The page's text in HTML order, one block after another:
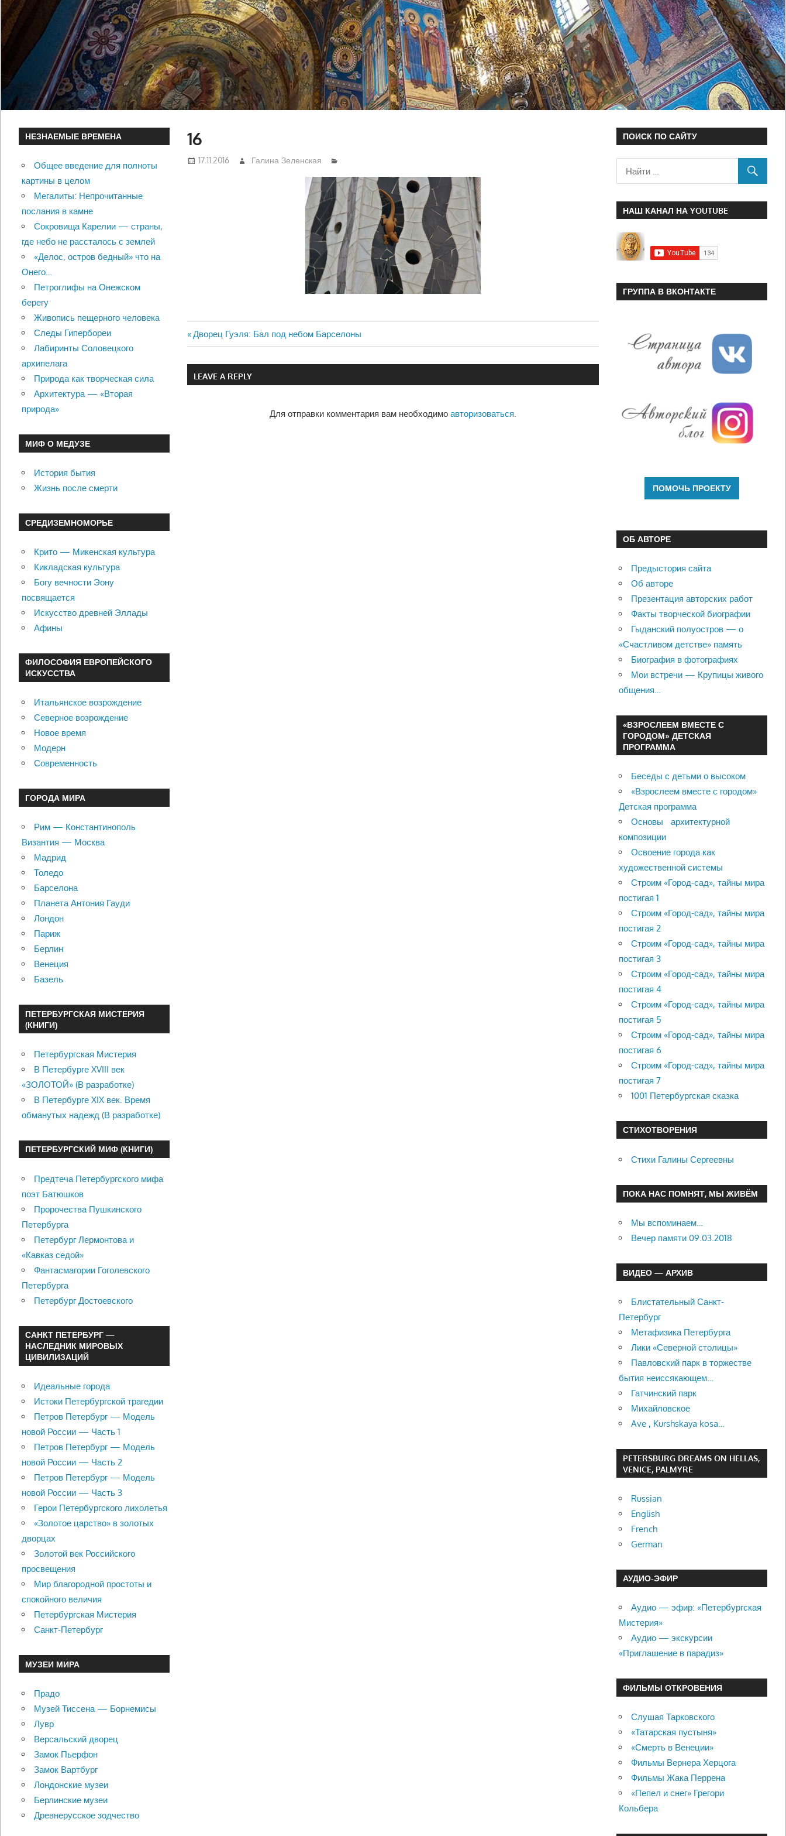
16
17.11.2016 Галина Зеленская
Навигация
по
Previous
Post:
Дворец Гуэля: Бал под небом Барселоны
LEAVE A REPLY
Для отправки комментария вам необходимо авторизоваться.
НЕЗНАЕМЫЕ ВРЕМЕНА
Общее введение для полноты
картины в целом
Мегалиты: Непрочитанные
послания в камне
Сокровища Карелии — страны,
где небо не рассталось с землей
«Делос, остров бедный» что на
Онего…
Петроглифы на Онежском
берегу
Живопись пещерного человека
Следы Гипербореи
Лабиринты Соловецкого
архипелага
Природа как творческая сила
Архитектура — «Вторая
природа»
МИФ О МЕДУЗЕ
История бытия
Жизнь после смерти
СРЕДИЗЕМНОМОРЬЕ
Крито — Микенская культура
Кикладская культура
Богу вечности Эону
посвящается
Искусство древней Эллады
Афины
ФИЛОСОФИЯ ЕВРОПЕЙСКОГО
ИСКУССТВА
Итальянское возрождение
Северное возрождение
Новое время
Модерн
Современность
ГОРОДА МИРА
Рим — Константинополь
Византия — Москва
Мадрид
Толедо
Барселона
Планета Антония Гауди
Лондон
Париж
Берлин
Венеция
Базель
ПЕТЕРБУРГСКАЯ МИСТЕРИЯ
(КНИГИ)
Петербургская Мистерия
В Петербурге XVIII век
«ЗОЛОТОЙ» (В разработке)
В Петербурге XIX век. Время
обманутых надежд (В разработке)
ПЕТЕРБУРГСКИЙ МИФ (КНИГИ)
Предтеча Петербургского мифа
поэт Батюшков
Пророчества Пушкинского
Петербурга
Петербург Лермонтова и
«Кавказ седой»
Фантасмагории Гоголевского
Петербурга
Петербург Достоевского
САНКТ ПЕТЕРБУРГ —
НАСЛЕДНИК МИРОВЫХ
ЦИВИЛИЗАЦИЙ
Идеальные города
Истоки Петербургской трагедии
Петров Петербург — Модель
новой России — Часть 1
Петров Петербург — Модель
новой России — Часть 2
Петров Петербург — Модель
новой России — Часть 3
Герои Петербургского лихолетья
«Золотое царство» в золотых
дворцах
Золотой век Российского
просвещения
Мир благородной простоты и
спокойного величия
Петербургская Мистерия
Санкт-Петербург
МУЗЕИ МИРА
Прадо
Музей Тиссена — Борнемисы
Лувр
Версальский дворец
Замок Пьерфон
Замок Вартбург
Лондонские музеи
Берлинские музеи
Древнерусское зодчество
ПОИСК ПО САЙТУ
НАШ КАНАЛ НА YOUTUBE
ГРУППА В ВКОНТАКТЕ
ОБ АВТОРЕ
Предыстория сайта
Об авторе
Презентация авторских работ
Факты творческой биографии
Гыданский полуостров — о
«Счастливом детстве» память
Биография в фотографиях
Мои встречи — Крупицы живого
общения…
«ВЗРОСЛЕЕМ ВМЕСТЕ С
ГОРОДОМ» ДЕТСКАЯ
ПРОГРАММА
Беседы с детьми о высоком
«Взрослеем вместе с городом»
Детская программа
Основы архитектурной
композиции
Освоение города как
художественной системы
Строим «Город-сад», тайны мира
постигая 1
Строим «Город-сад», тайны мира
постигая 2
Строим «Город-сад», тайны мира
постигая 3
Строим «Город-сад», тайны мира
постигая 4
Строим «Город-сад», тайны мира
постигая 5
Строим «Город-сад», тайны мира
постигая 6
Строим «Город-сад», тайны мира
постигая 7
1001 Петербургская сказка
СТИХОТВОРЕНИЯ
Стихи Галины Сергеевны
ПОКА НАС ПОМНЯТ, МЫ ЖИВЁМ
Мы вспоминаем…
Вечер памяти 09.03.2018
ВИДЕО — АРХИВ
Блистательный Санкт-
Петербург
Метафизика Петербурга
Лики «Северной столицы»
Павловский парк в торжестве
бытия неиссякающем…
Гатчинский парк
Михайловское
Ave , Kurshskaya kosa…
PETERSBURG DREAMS ON HELLAS,
VENICE, PALMYRE
Russian
English
French
German
АУДИО-ЭФИР
Аудио — эфир: «Петербургская
Мистерия»
Аудио — экскурсии
«Приглашение в парадиз»
ФИЛЬМЫ ОТКРОВЕНИЯ
Слушая Тарковского
«Татарская пустыня»
«Смерть в Венеции»
Фильмы Вернера Херцога
Фильмы Жака Перрена
«Пепел и снег» Грегори
Кольбера